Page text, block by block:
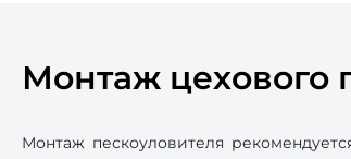
Монтаж цехового
Монтаж пескоуловителя